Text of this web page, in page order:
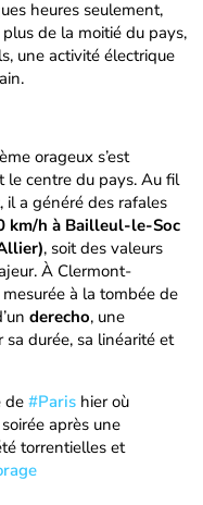
heures seulement,
de la moitié du pays,
une activité électrique
orageux s’est
le centre du pays. Au fil
a généré des rafales
km/h à Bailleul-le-Soc
, soit des valeurs
À Clermont-
à la tombée de
derecho, une
durée, sa linéarité et
de #Paris hier où
après une
torrentielles et